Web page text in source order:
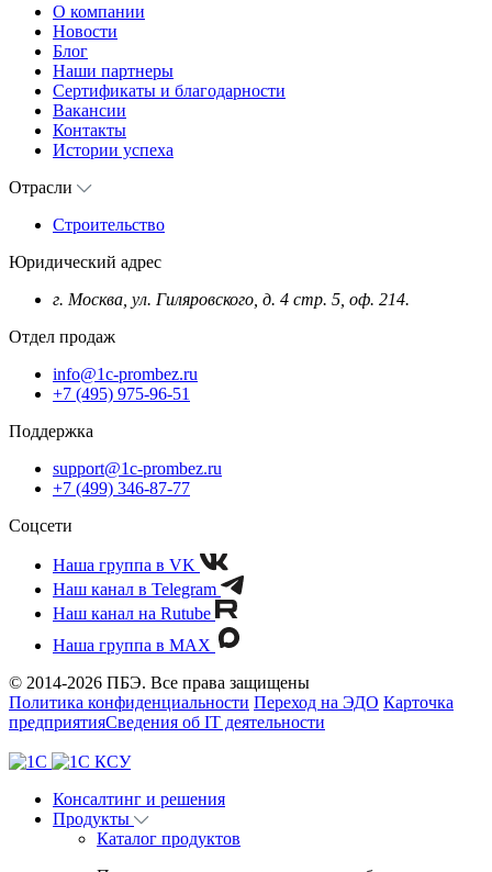
О компании
Новости
Блог
Наши партнеры
Сертификаты и благодарности
Вакансии
Контакты
Истории успеха
Отрасли
Строительство
Юридический адрес
г. Москва, ул. Гиляровского, д. 4 стр. 5, оф. 214.
Отдел продаж
info@1c-prombez.ru
+7 (495) 975-96-51
Поддержка
support@1c-prombez.ru
+7 (499) 346-87-77
Соцсети
Наша группа в VK
Наш канал в Telegram
Наш канал на Rutube
Наша группа в MAX
© 2014-2026 ПБЭ. Все права защищены
Политика конфиденциальности Переход на ЭДО Карточка
предприятияСведения об IT деятельности
Консалтинг и решения
Продукты
Каталог продуктов